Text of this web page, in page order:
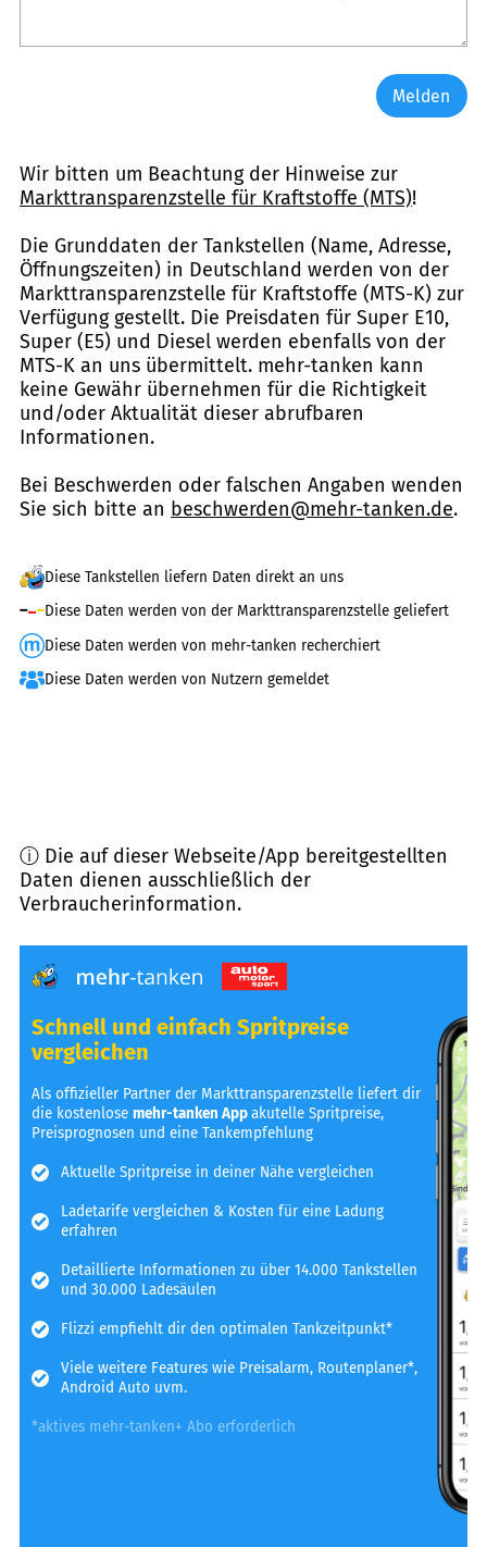
Melden
Wir bitten um Beachtung der Hinweise zur
Markttransparenzstelle für Kraftstoffe (MTS)!
Die Grunddaten der Tankstellen (Name, Adresse,
Öffnungszeiten) in Deutschland werden von der
Markttransparenzstelle für Kraftstoffe (MTS-K) zur
Verfügung gestellt. Die Preisdaten für Super E10,
Super (E5) und Diesel werden ebenfalls von der
MTS-K an uns übermittelt. mehr-tanken kann
keine Gewähr übernehmen für die Richtigkeit
und/oder Aktualität dieser abrufbaren
Informationen.
Bei Beschwerden oder falschen Angaben wenden
Sie sich bitte an beschwerden@mehr-tanken.de.
Diese Tankstellen liefern Daten direkt an uns
Diese Daten werden von der Markttransparenzstelle geliefert
Diese Daten werden von mehr-tanken recherchiert
Diese Daten werden von Nutzern gemeldet
ⓘ Die auf dieser Webseite/App bereitgestellten
Daten dienen ausschließlich der
Verbraucherinformation.
Schnell und einfach Spritpreise
vergleichen
Als offizieller Partner der Markttransparenzstelle liefert dir
die kostenlosemehr-tanken Appakutelle Spritpreise,
Preisprognosen und eine Tankempfehlung
Aktuelle Spritpreise in deiner Nähe vergleichen
Ladetarife vergleichen & Kosten für eine Ladung
erfahren
Detaillierte Informationen zu über 14.000 Tankstellen
und 30.000 Ladesäulen
Flizzi empfiehlt dir den optimalen Tankzeitpunkt*
Viele weitere Features wie Preisalarm, Routenplaner*,
Android Auto uvm.
*aktives mehr-tanken+ Abo erforderlich